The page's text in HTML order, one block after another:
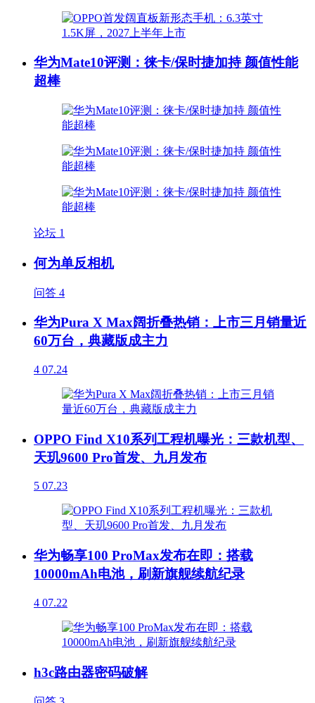
华为Mate10评测：徕卡/保时捷加持 颜值性能
超棒
论坛 1
何为单反相机
问答 4
华为Pura X Max阔折叠热销：上市三月销量近
60万台，典藏版成主力
4 07.24
OPPO Find X10系列工程机曝光：三款机型、
天玑9600 Pro首发、九月发布
5 07.23
华为畅享100 ProMax发布在即：搭载
10000mAh电池，刷新旗舰续航纪录
4 07.22
h3c路由器密码破解